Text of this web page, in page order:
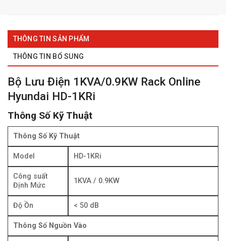
THÔNG TIN SẢN PHẨM
THÔNG TIN BỔ SUNG
Bộ Lưu Điện 1KVA/0.9KW Rack Online
Hyundai HD-1KRi
Thông Số Kỹ Thuật
Thông Số Kỹ Thuật
Model HD-1KRi
Công suất
Định Mức
1KVA / 0.9KW
Độ Ồn < 50 dB
Thông Số Nguồn Vào